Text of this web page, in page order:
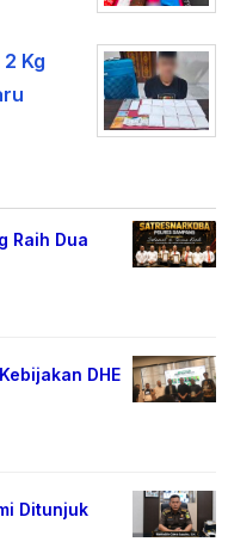
Kg
Raih Dua
DHE
Ditunjuk